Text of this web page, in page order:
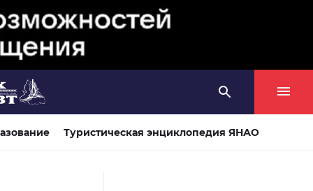
Туристическая энциклопедия ЯНАО